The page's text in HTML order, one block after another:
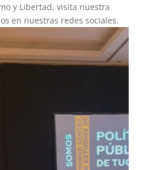
y Libertad, visita nuestra
en nuestras redes sociales.